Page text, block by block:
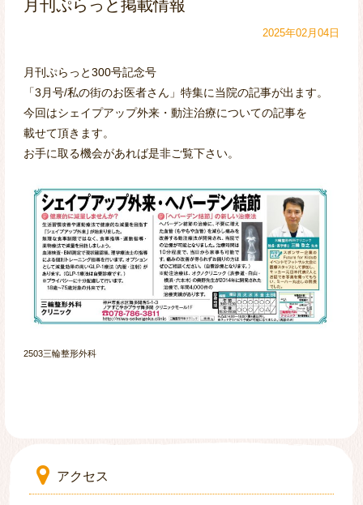
〒655-0051 神戸市垂水区舞多聞西5-1-3
(当院は予約優先です)
*日曜・祝日は休診
△:第1・2・3・5土曜日 14:00～18:00
■診察について：当院は予約優先です
初診・再診ともにお電話か窓口にて診察予約
をお取り下さい ※直接来院していただいても
受診は可能ですが、ご予約優先になりますの
で、待ち時間が長くなりますことをご理解下
さい。
■リハビリテーション・マッサージ: 予約制
Web予約・LINE予約が可能です。（お電話・
予約が埋まっていてもキャンセル等のタイミ
ングによりお日にちのご案内できる場合がご
します。
月刊ぷらっと掲載情報
2025年02月04日
月刊ぷらっと300号記念号
「3月号/私の街のお医者さん」特集に当院の記事が出ます。
今回はシェイプアップ外来・動注治療についての記事を
載せて頂きます。
お手に取る機会があれば是非ご覧下さい。
2503三輪整形外科
アクセス